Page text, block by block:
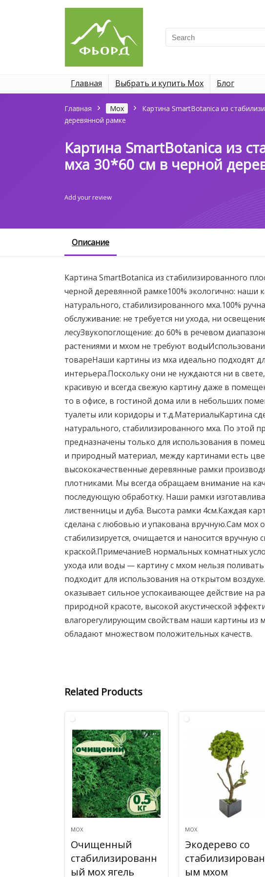
Search
for:
Главная Выбрать и купить Мох Блог
Главная Мох
Картина SmartBotanica из
деревянной рамке
Картина SmartBotanica из
мха 30*60 см в черной
Add your review
Описание
Картина SmartBotanica из стабилизированного
черной деревянной рамке100% экологично: наши
натурального, стабилизированного мха.100%
обслуживание: не требуется ни ухода, ни
лесуЗвукопоглощение: до 60% в речевом
растениями и мхом не требуют
товареНаши картины из мха идеально подходят
интерьера.Поскольку они не нуждаются ни в
красивую и всегда свежую картину даже в
то в офисе, в гостиной дома или в небольших
туалеты или коридоры и т.д.МатериалыКартина
натурального, стабилизированного мха. По этой
предназначены только для использования в
и природный материал, между картинами есть
высококачественные деревянные рамки
плотниками. Мы всегда обращаем внимание на
последующую обработку. Наши рамки
лиственницы и дуба. Высота рамки 4см.Каждая
сделана с любовью и упакована вручную.Сам мох
стабилизируется, очищается и наносится вручную
краской.ПримечаниеВ нормальных комнатных
ухода или воды — картину с мхом нельзя
подходит для использования на открытом
оказывает сильное успокаивающее действие на
природной красоте, высокой акустической
влагорегулирующим свойствам наши картины из
обладают множеством положительных качеств.
Related Products
МОХ
Очищенный
стабилизированн
ый мох ягель
МОХ
Экодерево со
ым мхом